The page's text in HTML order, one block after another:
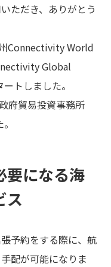
ただき、ありがとう
Connectivity World
Global
トしました。
府貿易投資事務所
要になる海
ス
予約をする際に、航
配が可能になりま